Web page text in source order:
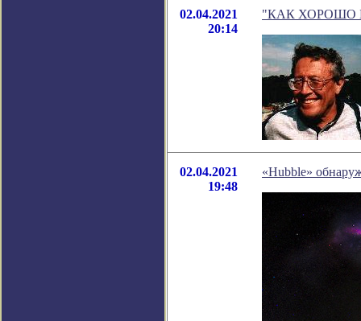
02.04.2021
20:14
"КАК ХОРОШО
02.04.2021
19:48
«Hubble»